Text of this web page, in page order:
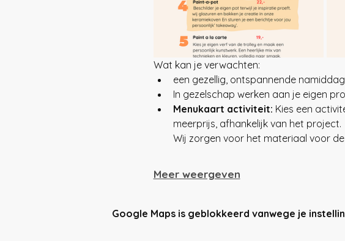
Wat kan je verwachten:
een gezellig, ontspannende
In gezelschap werken aan je eigen
Menukaart activiteit: Kies een
meerprijs, afhankelijk van het project.
Wij zorgen voor het materiaal voor
Meer weergeven
Google Maps is geblokkeerd vanwege je